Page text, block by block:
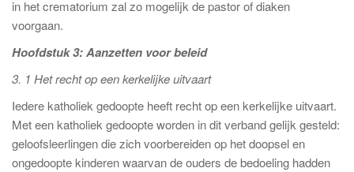
in het crematorium zal zo mogelijk de pastor of diaken
voorgaan.
Hoofdstuk 3: Aanzetten voor beleid
3. 1 Het recht op een kerkelijke uitvaart
Iedere katholiek gedoopte heeft recht op een kerkelijke uitvaart.
Met een katholiek gedoopte worden in dit verband gelijk gesteld:
geloofsleerlingen die zich voorbereiden op het doopsel en
ongedoopte kinderen waarvan de ouders de bedoeling hadden